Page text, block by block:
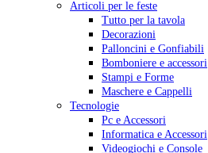
Articoli per le feste
Tutto per la tavola
Decorazioni
Palloncini e Gonfiabili
Bomboniere e accessori
Stampi e Forme
Maschere e Cappelli
Tecnologie
Pc e Accessori
Informatica e Accessori
Videogiochi e Console